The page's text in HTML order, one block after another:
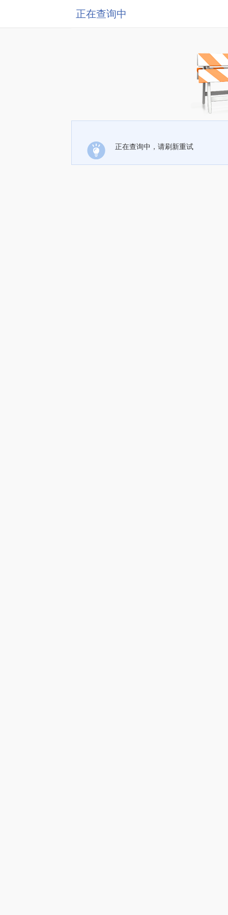
正在查询中
正在查询中，请刷新重试